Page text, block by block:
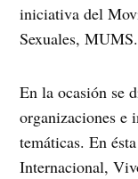
iniciativa del
Sexuales, MUMS.
En la ocasión se
organizaciones e
temáticas. En
Internacional,